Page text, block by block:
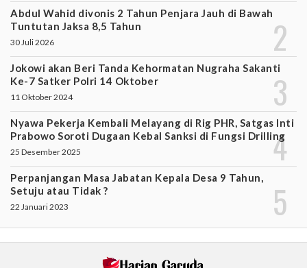
Abdul Wahid divonis 2 Tahun Penjara Jauh di Bawah
Tuntutan Jaksa 8,5 Tahun
30 Juli 2026
Jokowi akan Beri Tanda Kehormatan Nugraha Sakanti
Ke-7 Satker Polri 14 Oktober
11 Oktober 2024
Nyawa Pekerja Kembali Melayang di Rig PHR, Satgas Inti
Prabowo Soroti Dugaan Kebal Sanksi di Fungsi Drilling
25 Desember 2025
Perpanjangan Masa Jabatan Kepala Desa 9 Tahun,
Setuju atau Tidak ?
22 Januari 2023